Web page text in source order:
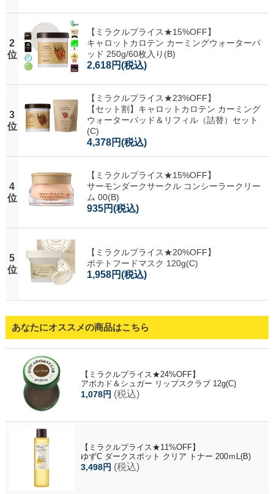
2
位
【ミラクルプライス★15%OFF】
キャロットカロテン カーミングウォーターパ
ッド 250g/60枚入り(B)
2,618円(税込)
3
位
【ミラクルプライス★23%OFF】
【セット割】キャロットカロテン カーミング
ウォーターパッド＆リフィル（詰替）セット
(C)
4,378円(税込)
4
位
【ミラクルプライス★15%OFF】
サーモンダークサークル コンシーラークリー
ム 00(B)
935円(税込)
5
位
【ミラクルプライス★20%OFF】
ポテトフードマスク 120g(C)
1,958円(税込)
あなたにオススメの商品はこちら
【ミラクルプライス★24%OFF】
アボカド＆シュガー リップスクラブ 12g(C)
1,078円 (税込)
【ミラクルプライス★11%OFF】
ゆずC ダークスポット クリア トナー 200ｍL(B)
3,498円 (税込)